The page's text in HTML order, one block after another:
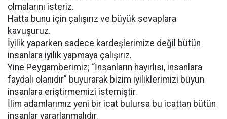
olmalarını isteriz.
Hatta bunu için çalışırız ve büyük sevaplara
kavuşuruz.
İyilik yaparken sadece kardeşlerimize değil bütün
insanlara iyilik yapmaya çalışırız.
Yine Peygamberimiz; “İnsanların hayırlısı, insanlara
faydalı olanıdır” buyurarak bizim iyiliklerimizi büyün
insanlara eriştirmemizi istemiştir.
İlim adamlarımız yeni bir icat bulursa bu icattan bütün
insanlar yararlanmalıdır.